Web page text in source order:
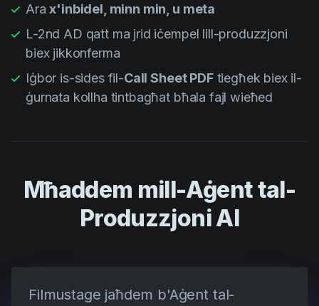
Arax'inbidel, minn min, u meta
L-2nd AD qatt ma jrid iċempel lill-produzzjoni
biex jikkonferma
Iġbor is-sides fil-Call Sheet PDFtiegħek biex il-
ġurnata kollha tintbagħat bħala fajl wieħed
Mħaddem mill-Aġent tal-
Produzzjoni AI
Filmustage jaħdem b'Aġent tal-